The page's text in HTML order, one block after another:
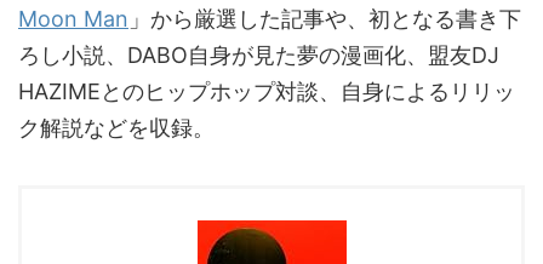
Moon Man 」から厳選した記事や、初となる書き下
ろし小説、DABO自身が見た夢の漫画化、盟友DJ
HAZIMEとのヒップホップ対談、自身によるリリッ
ク解説などを収録。